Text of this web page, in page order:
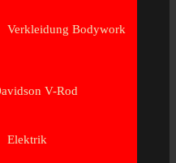
Verkleidung Bodywork
V-Rod
Elektrik